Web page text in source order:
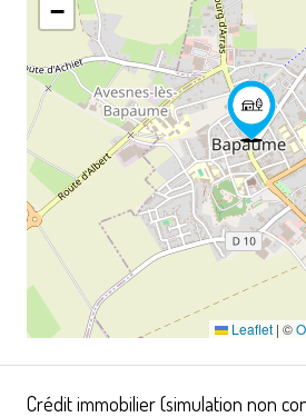
−
Leaflet | ©
Crédit immobilier (simulation non